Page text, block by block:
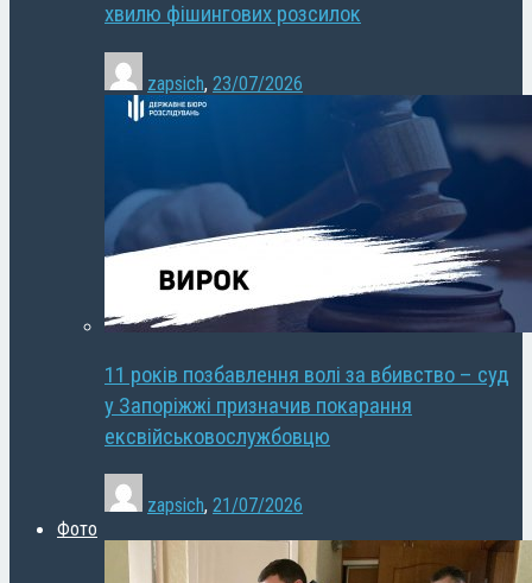
хвилю фішингових розсилок
zapsich, 23/07/2026
11 років позбавлення волі за вбивство – суд
у Запоріжжі призначив покарання
ексвійськовослужбовцю
zapsich, 21/07/2026
Фото